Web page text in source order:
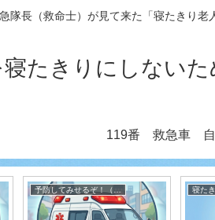
隊長（救命士）が見て来た「寝たきり老
寝たきりにしない